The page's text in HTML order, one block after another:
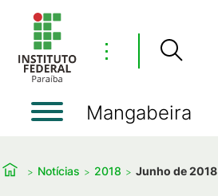
⋮
Mangabeira
Notícias 2018 Junho de 2018